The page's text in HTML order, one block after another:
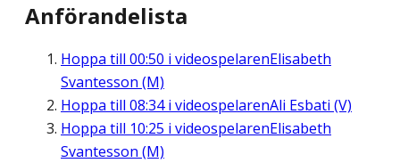
Anförandelista
Hoppa till 00:50 i videospelarenElisabeth
Svantesson (M)
Hoppa till 08:34i videospelarenAli Esbati (V)
Hoppa till 10:25 i videospelarenElisabeth
Svantesson (M)